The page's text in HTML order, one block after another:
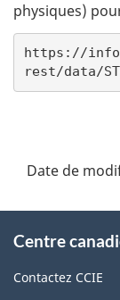
physiques)
https://
rest/data/
Date de
propos
de
Centre
Contactez CCIE